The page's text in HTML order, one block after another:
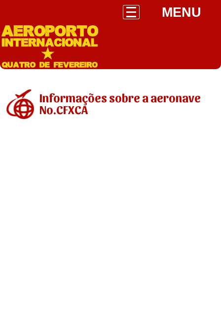
MENU
Informações sobre a aeronave
No.CFXCA